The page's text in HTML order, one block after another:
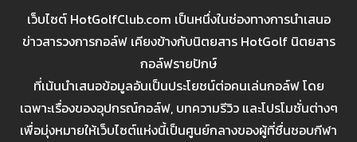
เว็บไซต์ HotGolfClub.com เป็นหนึ่งในช่องทางการนำเสนอ
ข่าวสารวงการกอล์ฟ เคียงข้างกับนิตยสาร HotGolf นิตยสาร
กอล์ฟรายปักษ์
ที่เน้นนำเสนอข้อมูลอันเป็นประโยชน์ต่อคนเล่นกอล์ฟ โดย
เฉพาะเรื่องของอุปกรณ์กอล์ฟ, บทความรีวิว และโปรโมชั่นต่างๆ
เพื่อมุ่งหมายให้เว็บไซต์แห่งนี้เป็นศูนย์กลางของผู้ที่ชื่นชอบกีฬา